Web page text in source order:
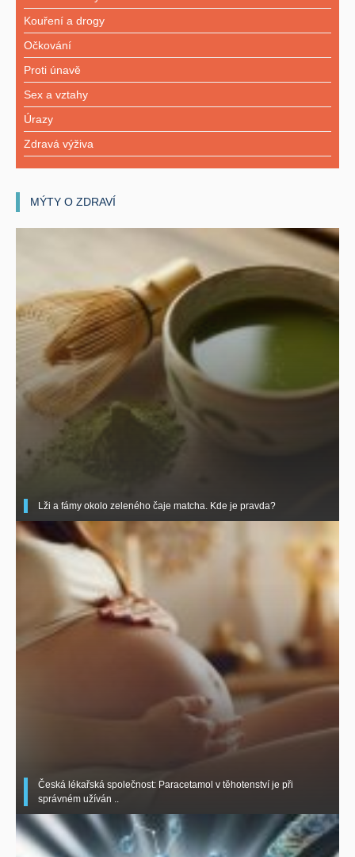
Kouření a drogy
Očkování
Proti únavě
Sex a vztahy
Úrazy
Zdravá výživa
MÝTY O ZDRAVÍ
Lži a fámy okolo zeleného čaje matcha. Kde je pravda?
Česká lékařská společnost: Paracetamol v těhotenství je při
správném užíván ..